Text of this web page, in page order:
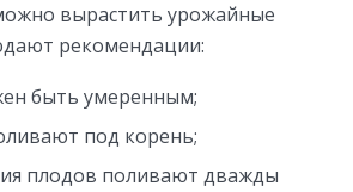
вырастить урожайные
рекомендации:
быть умеренным;
под корень;
плодов поливают дважды